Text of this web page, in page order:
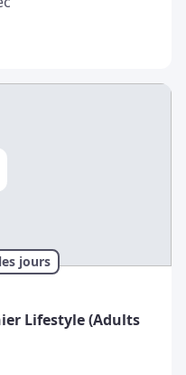
jours
Lifestyle (Adults